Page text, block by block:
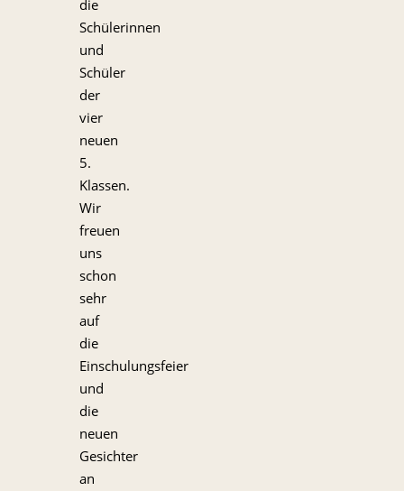
die
Schülerinnen
und
Schüler
der
vier
neuen
5.
Klassen.
Wir
freuen
uns
schon
sehr
auf
die
Einschulungsfeier
und
die
neuen
Gesichter
an